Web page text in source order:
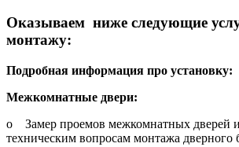
Оказываем ниже следующие
монтажу:
Подробная информация про установку:
Межкомнатные двери:
o Замер проемов межкомнатных дверей и
техническим вопросам монтажа дверного